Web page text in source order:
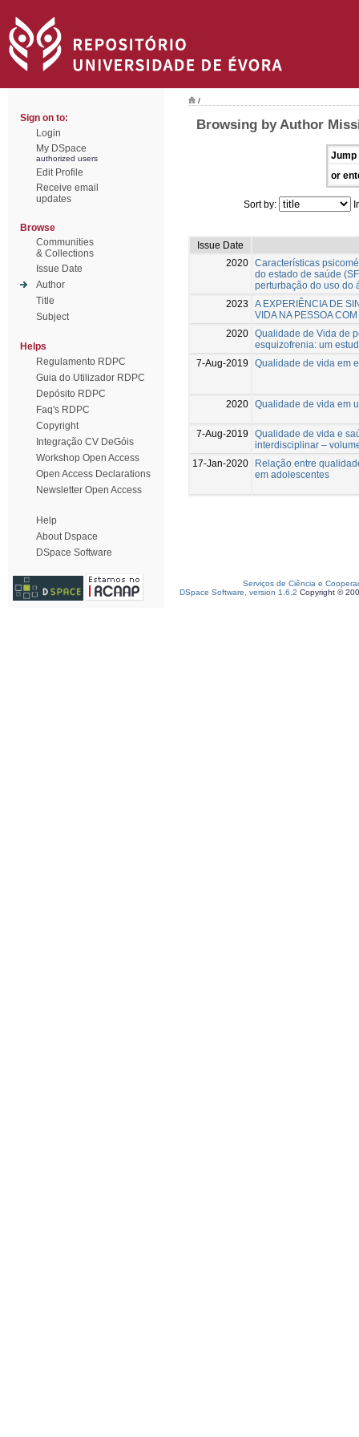
Sign on to:
Login
My DSpace
authorized users
Edit Profile
Receive email
updates
Browse
Communities
& Collections
Issue Date
Author
Title
Subject
Helps
Regulamento RDPC
Guia do Utilizador RDPC
Depósito RDPC
Faq's RDPC
Copyright
Integração CV DeGóis
Workshop Open Access
Open Access Declarations
Newsletter Open Access
Help
About Dspace
DSpace Software
/
Browsing by Author
Jump
or
Sort by:
Issue Date
2020 Características
do estado de saúde
perturbação do uso do
2023
A EXPERIÊNCIA DE
VIDA NA PESSOA
2020 Qualidade de Vida de
esquizofrenia: um
7-Aug-2019
Qualidade de vida em
2020 Qualidade de vida em
7-Aug-2019
Qualidade de vida e
interdisciplinar –
17-Jan-2020
Relação entre
em adolescentes
Serviços de Ciência e
DSpace Software, version 1.6.2 Copyright ©